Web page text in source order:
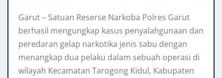
Garut – Satuan Reserse Narkoba Polres Garut
berhasil mengungkap kasus penyalahgunaan dan
peredaran gelap narkotika jenis sabu dengan
menangkap dua pelaku dalam sebuah operasi di
wilayah Kecamatan Tarogong Kidul, Kabupaten